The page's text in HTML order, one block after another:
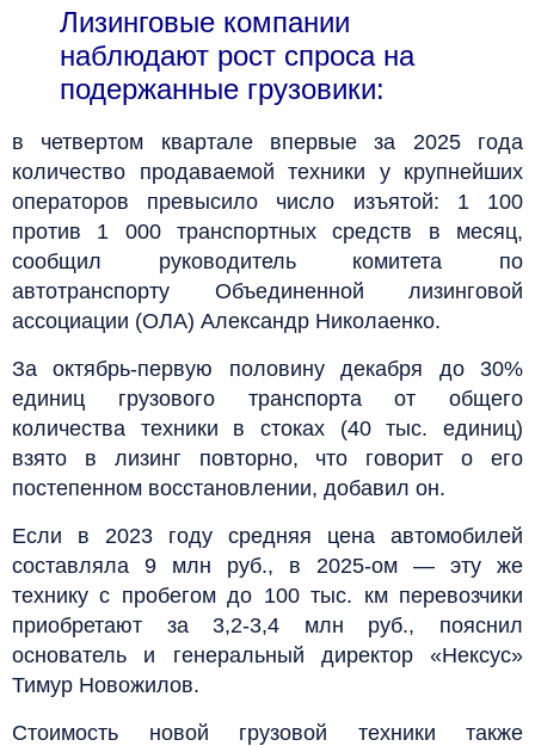
Лизинговые компании
наблюдают рост спроса на
подержанные грузовики:
в четвертом квартале впервые за 2025 года
количество продаваемой техники у крупнейших
операторов превысило число изъятой: 1 100
против 1 000 транспортных средств в месяц,
сообщил руководитель комитета по
автотранспорту Объединенной лизинговой
ассоциации (ОЛА) Александр Николаенко.
За октябрь-первую половину декабря до 30%
единиц грузового транспорта от общего
количества техники в стоках (40 тыс. единиц)
взято в лизинг повторно, что говорит о его
постепенном восстановлении, добавил он.
Если в 2023 году средняя цена автомобилей
составляла 9 млн руб., в 2025-ом — эту же
технику с пробегом до 100 тыс. км перевозчики
приобретают за 3,2-3,4 млн руб., пояснил
основатель и генеральный директор «Нексус»
Тимур Новожилов.
Стоимость новой грузовой техники также